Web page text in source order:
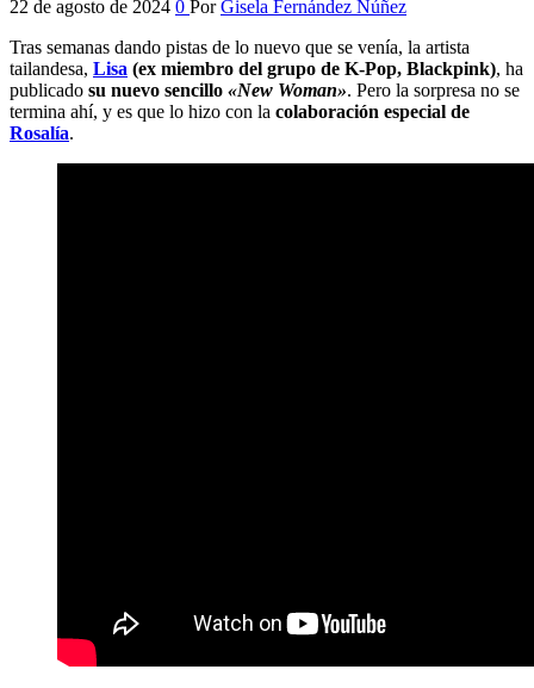
22 de agosto de 2024 0 Por Gisela Fernández Núñez
Tras semanas dando pistas de lo nuevo que se venía, la artista
tailandesa, Lisa (ex miembro del grupo de K-Pop, Blackpink), ha
publicado su nuevo sencillo «New Woman». Pero la sorpresa no se
termina ahí, y es que lo hizo con la colaboración especial de
Rosalía.